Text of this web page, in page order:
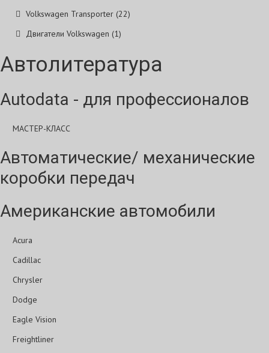
Volkswagen Transporter (22)
Двигатели Volkswagen (1)
Автолитература
Autodata - для профессионалов
МАСТЕР-КЛАСС
Автоматические/ механические
коробки передач
Американские автомобили
Acura
Cadillac
Chrysler
Dodge
Eagle Vision
Freightliner